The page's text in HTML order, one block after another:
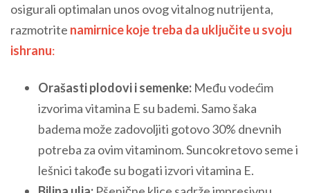
osigurali optimalan unos ovog vitalnog nutrijenta,
razmotrite namirnice koje treba da uključite u svoju
ishranu:
Orašasti plodovi i semenke: Među vodećim
izvorima vitamina E su bademi. Samo šaka
badema može zadovoljiti gotovo 30% dnevnih
potreba za ovim vitaminom. Suncokretovo seme i
lešnici takođe su bogati izvori vitamina E.